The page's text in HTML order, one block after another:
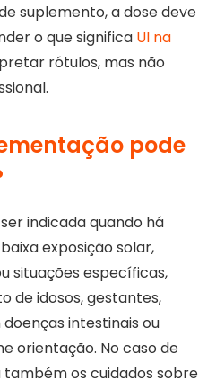
suplemento, a dose deve
o que significa UI na
rótulos, mas não
pode
indicada quando há
exposição solar,
situações específicas,
de idosos, gestantes,
intestinais ou
orientação. No caso de
também os cuidados sobre